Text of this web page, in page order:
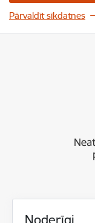
Pārvaldīt sīkdatnes
Noderīgi